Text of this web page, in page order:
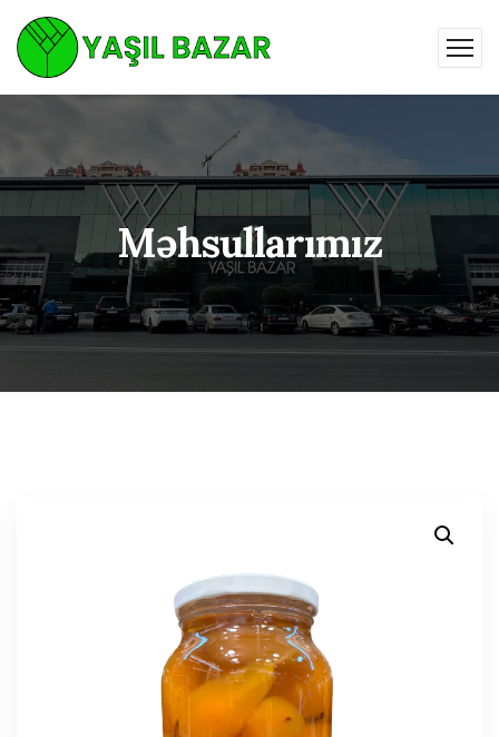
Məhsullarımız